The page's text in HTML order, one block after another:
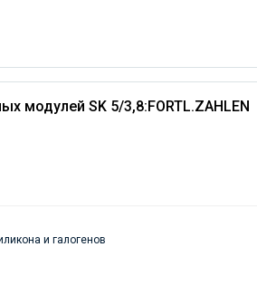
модулей SK 5/3,8:FORTL.ZAHLEN
и галогенов